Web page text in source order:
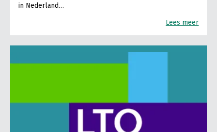
in Nederland…
Lees meer